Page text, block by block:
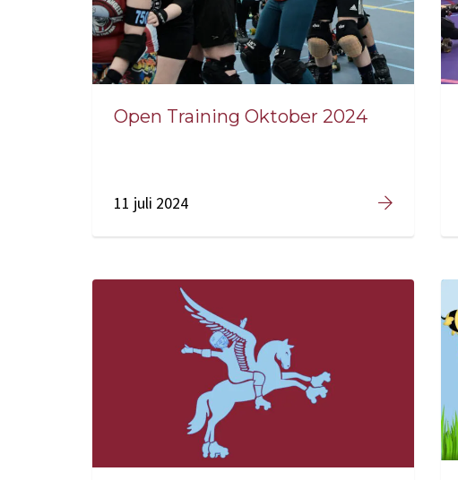
Open Training Oktober 2024
11 juli 2024